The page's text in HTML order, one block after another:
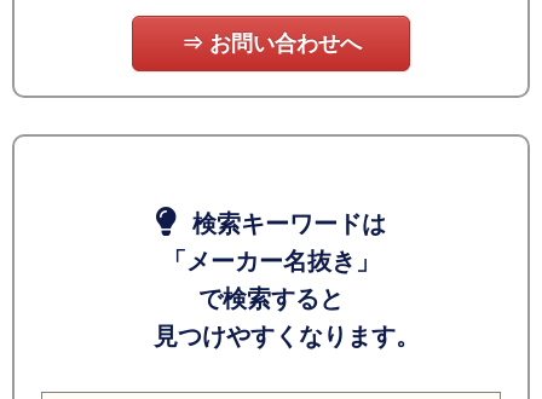
⇒ お問い合わせへ
検索キーワードは
「メーカー名抜き」
で検索すると
見つけやすくなります。